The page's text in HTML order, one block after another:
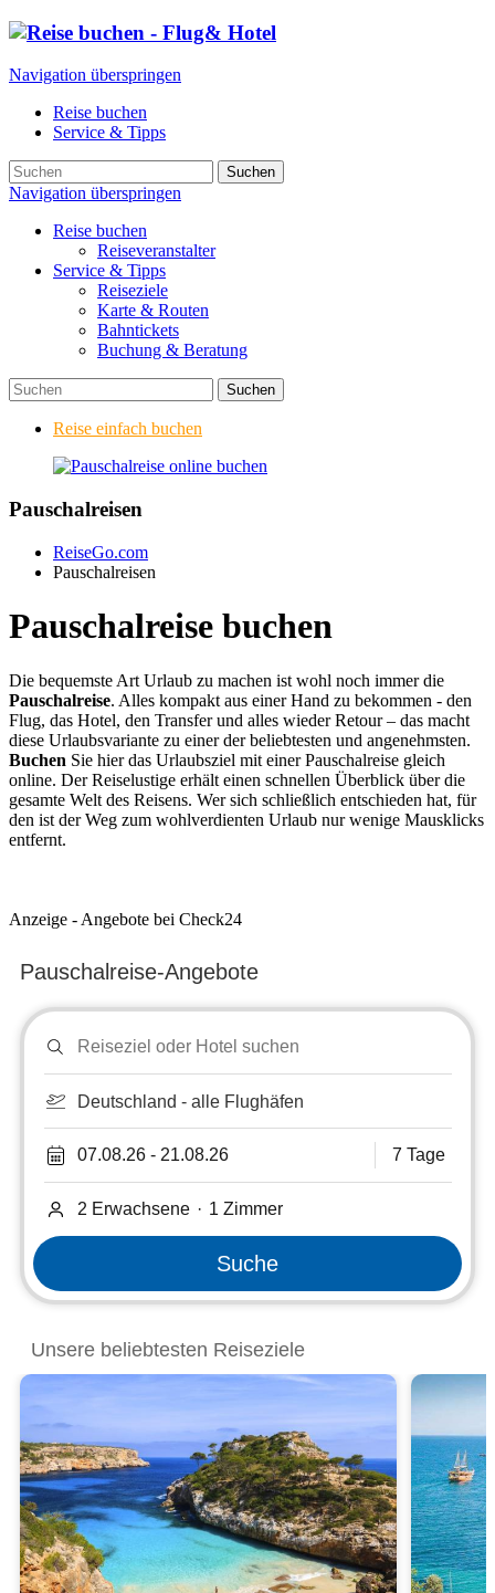
Navigation überspringen
Reise buchen
Service & Tipps
Suchen
Navigation überspringen
Reise buchen
Reiseveranstalter
Service & Tipps
Reiseziele
Karte & Routen
Bahntickets
Buchung & Beratung
Suchen
Reise einfach buchen
Pauschalreisen
ReiseGo.com
Pauschalreisen
Pauschalreise buchen
Die bequemste Art Urlaub zu machen ist wohl noch immer die
Pauschalreise. Alles kompakt aus einer Hand zu bekommen - den
Flug, das Hotel, den Transfer und alles wieder Retour – das macht
diese Urlaubsvariante zu einer der beliebtesten und angenehmsten.
Buchen Sie hier das Urlaubsziel mit einer Pauschalreise gleich
online. Der Reiselustige erhält einen schnellen Überblick über die
gesamte Welt des Reisens. Wer sich schließlich entschieden hat, für
den ist der Weg zum wohlverdienten Urlaub nur wenige Mausklicks
entfernt.
Anzeige - Angebote bei Check24